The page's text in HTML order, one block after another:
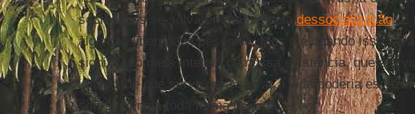
sociedades se salvarem passa peladessocialização. E
algumas liberdades pessoais. Mas até quando isso
significado mais intenso de nossa existência, que é a
imunidade que serve para salvar a vida poderia
sobrevivência toda forma de vida.